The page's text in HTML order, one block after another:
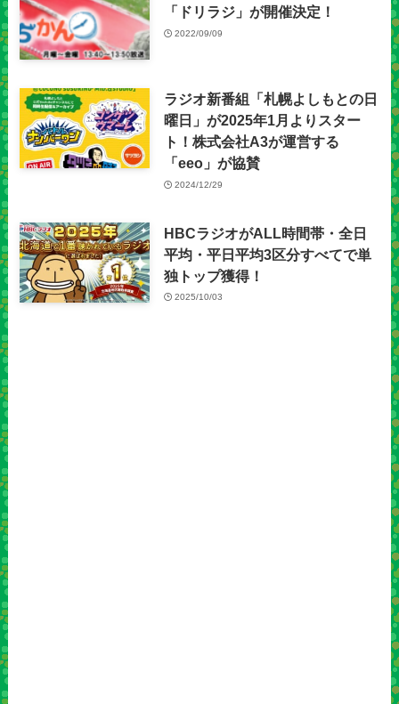
「ドリラジ」が開催決定！
2022/09/09
ラジオ新番組「札幌よしもとの日
曜日」が2025年1月よりスター
ト！株式会社A3が運営する
「eeo」が協賛
2024/12/29
HBCラジオがALL時間帯・全日
平均・平日平均3区分すべてで単
独トップ獲得！
2025/10/03